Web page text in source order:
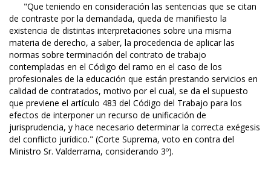
"Que teniendo en consideración las sentencias que se citan
de contraste por la demandada, queda de manifiesto la
existencia de distintas interpretaciones sobre una misma
materia de derecho, a saber, la procedencia de aplicar las
normas sobre terminación del contrato de trabajo
contempladas en el Código del ramo en el caso de los
profesionales de la educación que están prestando servicios en
calidad de contratados, motivo por el cual, se da el supuesto
que previene el artículo 483 del Código del Trabajo para los
efectos de interponer un recurso de unificación de
jurisprudencia, y hace necesario determinar la correcta exégesis
del conflicto jurídico." (Corte Suprema, voto en contra del
Ministro Sr. Valderrama, considerando 3º).